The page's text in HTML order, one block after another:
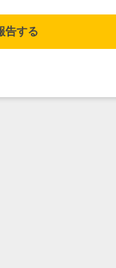
告する